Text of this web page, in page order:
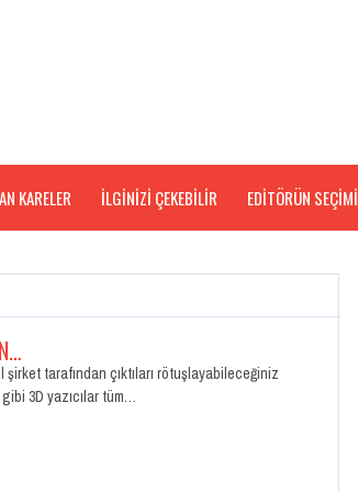
KARELER İLGİNİZİ ÇEKEBİLİR EDITÖRÜN SEÇIMI
şirket tarafından çıktıları rötuşlayabileceğiniz
3D yazıcılar tüm…